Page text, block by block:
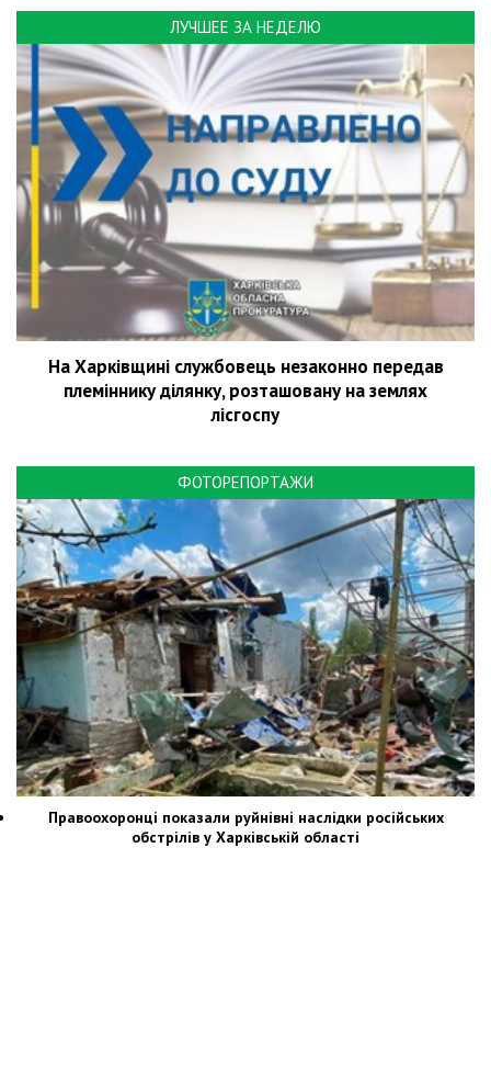
ЛУЧШЕЕ ЗА НЕДЕЛЮ
На Харківщині службовець незаконно передав
племіннику ділянку, розташовану на землях
лісгоспу
ФОТОРЕПОРТАЖИ
Правоохоронці показали руйнівні наслідки російських
обстрілів у Харківській області